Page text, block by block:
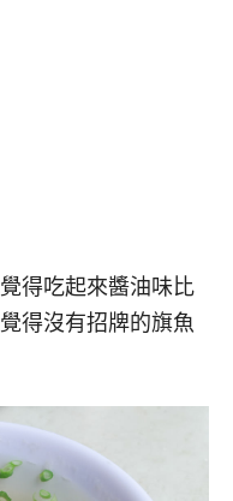
得吃起來醬油味比
得沒有招牌的旗魚